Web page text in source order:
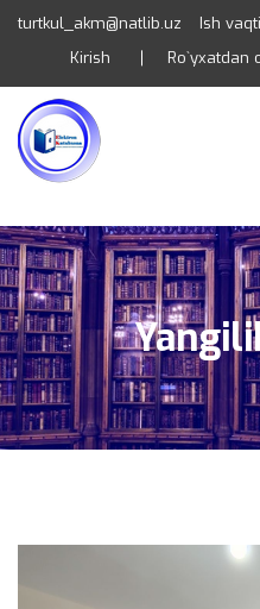
turtkul_akm@natlib.uz Ish
Kirish Ro`yxatdan